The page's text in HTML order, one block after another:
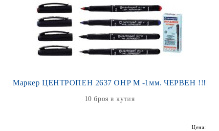
Маркер ЦЕНТРОПЕН 2637 OHP М -1мм. ЧЕРВЕН !!!
10 броя в кутия
Цена: